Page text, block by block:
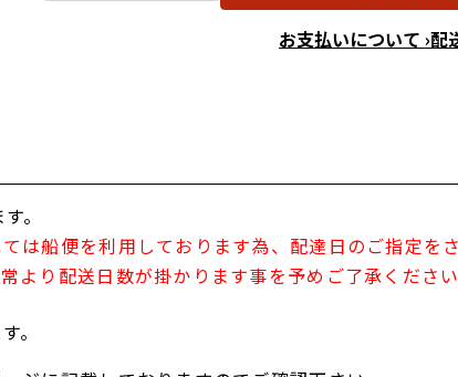
お支払いについて ›配
。
は船便を利用しております為、配達日のご指定を
り配送日数が掛かります事を予めご了承ください
。